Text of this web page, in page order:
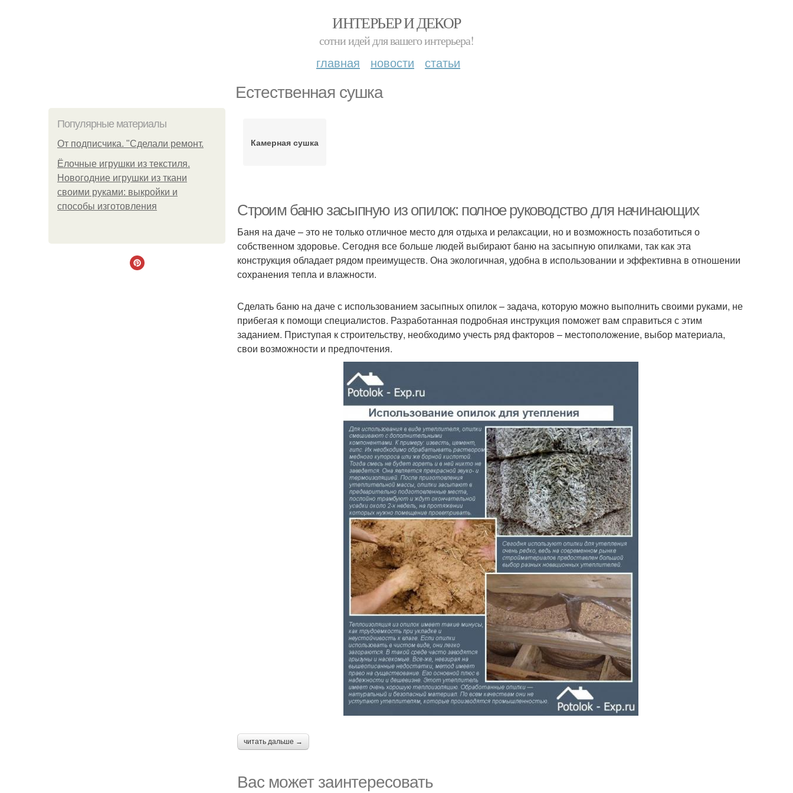
ИНТЕРЬЕР И ДЕКОР
сотни идей для вашего интерьера!
главная новости статьи
Естественная сушка
Популярные материалы
От подписчика. "Сделали ремонт.
Ёлочные игрушки из текстиля.
Новогодние игрушки из ткани
своими руками: выкройки и
способы изготовления
Камерная сушка
Строим баню засыпную из опилок: полное руководство для начинающих
Баня на даче – это не только отличное место для отдыха и релаксации, но и возможность позаботиться о
собственном здоровье. Сегодня все больше людей выбирают баню на засыпную опилками, так как эта
конструкция обладает рядом преимуществ. Она экологичная, удобна в использовании и эффективна в отношении
сохранения тепла и влажности.
Сделать баню на даче с использованием засыпных опилок – задача, которую можно выполнить своими руками, не
прибегая к помощи специалистов. Разработанная подробная инструкция поможет вам справиться с этим
заданием. Приступая к строительству, необходимо учесть ряд факторов – местоположение, выбор материала,
свои возможности и предпочтения.
читать дальше →
Вас может заинтересовать